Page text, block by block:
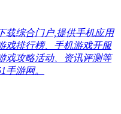
载综合门户,提供手机应用
戏排行榜、手机游戏开服
戏攻略活动、资讯评测等
手游网。